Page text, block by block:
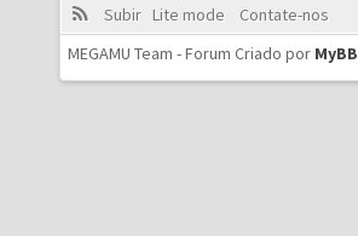
Subir Lite mode
Contate-nos
MEGAMU Team - Forum Criado por MyBB